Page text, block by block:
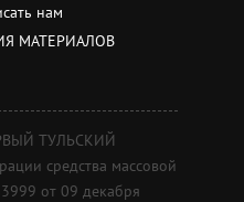
нам
МАТЕРИАЛОВ
ТУЛЬСКИЙ
средства массовой
от 09 декабря